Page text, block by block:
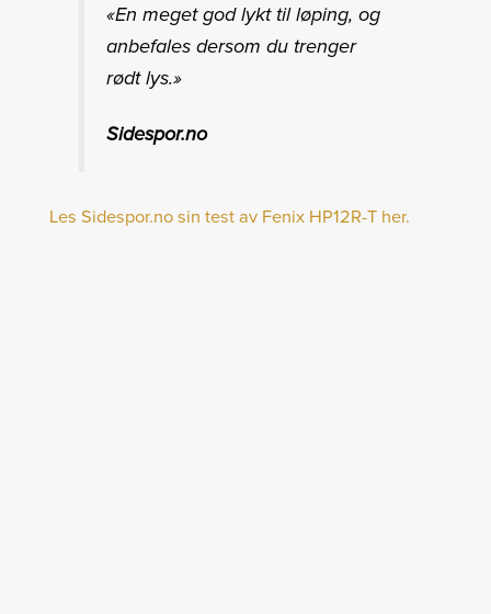
«En meget god lykt til løping, og
anbefales dersom du trenger
rødt lys.»
Sidespor.no
Les Sidespor.no sin test av Fenix HP12R-T her.